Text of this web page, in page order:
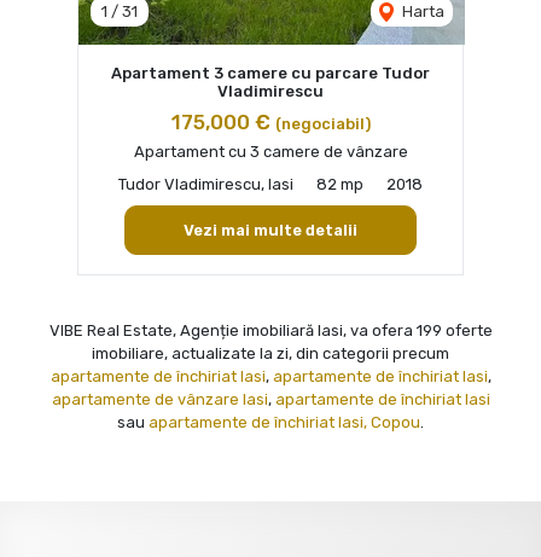
1 / 31 Harta
Apartament 3 camere cu parcare Tudor
Vladimirescu
175,000 € (negociabil)
Apartament cu 3 camere de vânzare
Tudor Vladimirescu, Iasi
82 mp 2018
Vezi mai multe detalii
VIBE Real Estate, Agenție imobiliară Iasi, va ofera 199 oferte
imobiliare, actualizate la zi, din categorii precum
apartamente de închiriat Iasi, apartamente de închiriat Iasi,
apartamente de vânzare Iasi, apartamente de închiriat Iasi
sau apartamente de închiriat Iasi, Copou